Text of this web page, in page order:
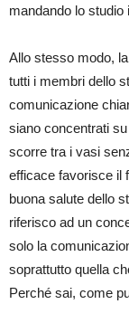
mandando lo studio
Allo stesso modo,
tutti i membri dello
comunicazione
siano concentrati
scorre tra i vasi
efficace favorisce il
buona salute dello
riferisco ad un
solo la
soprattutto quella
Perché sai, come